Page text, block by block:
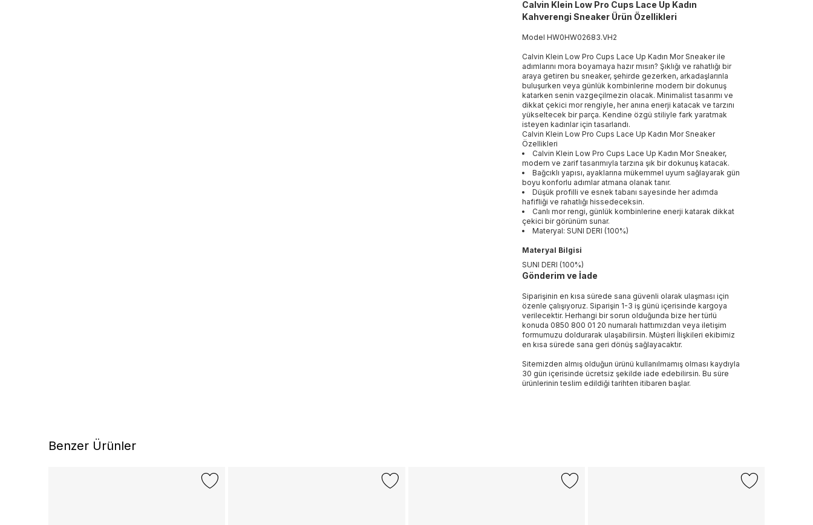
Calvin Klein Low Pro Cups Lace Up Kadın
Kahverengi Sneaker Ürün Özellikleri
ModelHW0HW02683.VH2
Calvin Klein Low Pro Cups Lace Up Kadın Mor Sneaker ile
adımlarını mora boyamaya hazır mısın? Şıklığı ve rahatlığı bir
araya getiren bu sneaker, şehirde gezerken, arkadaşlarınla
buluşurken veya günlük kombinlerine modern bir dokunuş
katarken senin vazgeçilmezin olacak. Minimalist tasarımı ve
dikkat çekici mor rengiyle, her anına enerji katacak ve tarzını
yükseltecek bir parça. Kendine özgü stiliyle fark yaratmak
isteyen kadınlar için tasarlandı.
Calvin Klein Low Pro Cups Lace Up Kadın Mor Sneaker
Özellikleri
Calvin Klein Low Pro Cups Lace Up Kadın Mor Sneaker,
modern ve zarif tasarımıyla tarzına şık bir dokunuş katacak.
Bağcıklı yapısı, ayaklarına mükemmel uyum sağlayarak gün
boyu konforlu adımlar atmana olanak tanır.
Düşük profilli ve esnek tabanı sayesinde her adımda
hafifliği ve rahatlığı hissedeceksin.
Canlı mor rengi, günlük kombinlerine enerji katarak dikkat
çekici bir görünüm sunar.
Materyal: SUNI DERI (100%)
Materyal Bilgisi
SUNI DERI (100%)
Gönderim ve İade
Siparişinin en kısa sürede sana güvenli olarak ulaşması için
özenle çalışıyoruz. Siparişin 1-3 iş günü içerisinde kargoya
verilecektir. Herhangi bir sorun olduğunda bize her türlü
konuda 0850 800 01 20 numaralı hattımızdan veya iletişim
formumuzu doldurarak ulaşabilirsin. Müşteri İlişkileri ekibimiz
en kısa sürede sana geri dönüş sağlayacaktır.
Sitemizden almış olduğun ürünü kullanılmamış olması kaydıyla
30 gün içerisinde ücretsiz şekilde iade edebilirsin. Bu süre
ürünlerinin teslim edildiği tarihten itibaren başlar.
Benzer Ürünler